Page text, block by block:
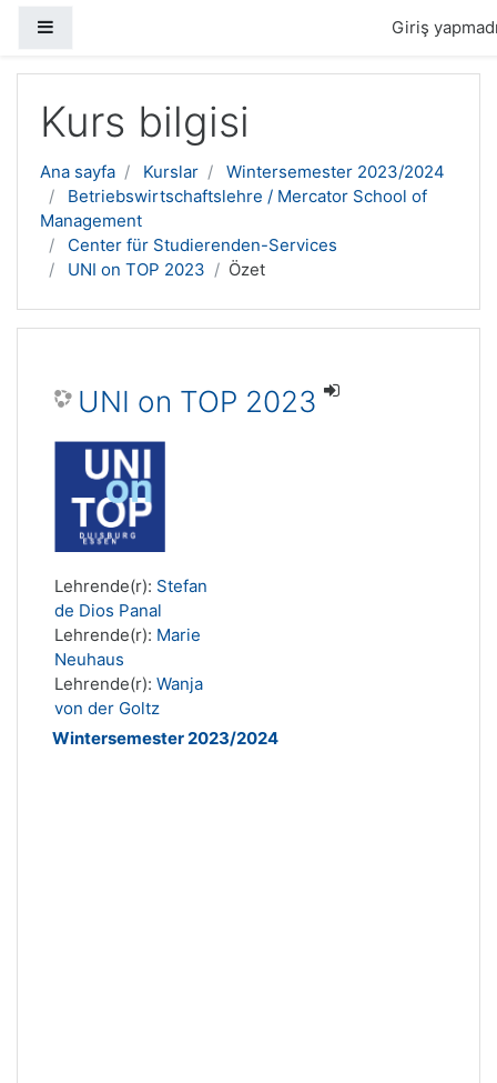
Giriş
Kurs bilgisi
Ana sayfa Kurslar
Wintersemester 2023/2024
Betriebswirtschaftslehre / Mercator School of
Management
Center für Studierenden-Services
UNI on TOP 2023
Özet
UNI on TOP 2023
Lehrende(r): Stefan
de Dios Panal
Lehrende(r): Marie
Neuhaus
Lehrende(r): Wanja
von der Goltz
Wintersemester 2023/2024